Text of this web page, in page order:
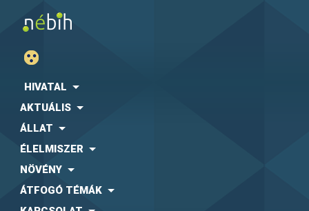
HIVATAL
AKTUÁLIS
ÁLLAT
ÉLELMISZER
NÖVÉNY
ÁTFOGÓ TÉMÁK